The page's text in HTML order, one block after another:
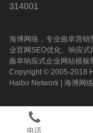
电话
314001
海博网络，专业曲阜营
业官网SEO优化、响应式
曲阜响应式企业网站模板
Copyright © 2005-2018
Haibo Network
海博网络